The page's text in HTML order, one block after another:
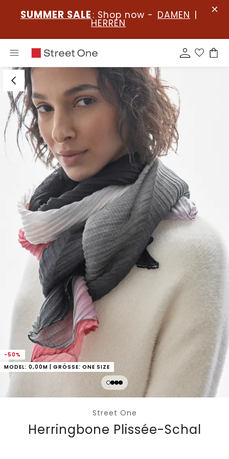
SUMMER SALE : Shop now - DAMEN |
HERREN
-50%
MODEL: 0,00M | GRÖSSE: ONE SIZE
Street One
Herringbone Plissée-Schal